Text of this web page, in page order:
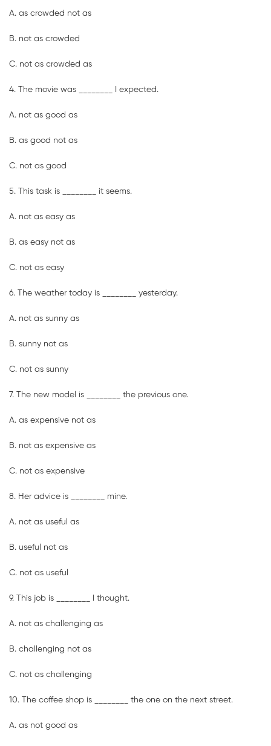
A. as crowded not as
B. not as crowded
C. not as crowded as
4. The movie was ________ I expected.
A. not as good as
B. as good not as
C. not as good
5. This task is ________ it seems.
A. not as easy as
B. as easy not as
C. not as easy
6. The weather today is ________ yesterday.
A. not as sunny as
B. sunny not as
C. not as sunny
7. The new model is ________ the previous one.
A. as expensive not as
B. not as expensive as
C. not as expensive
8. Her advice is ________ mine.
A. not as useful as
B. useful not as
C. not as useful
9. This job is ________ I thought.
A. not as challenging as
B. challenging not as
C. not as challenging
10. The coffee shop is ________ the one on the next street.
A. as not good as